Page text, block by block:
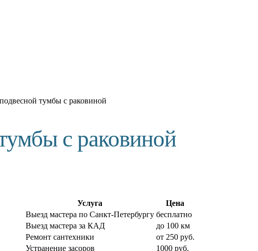
тумбы с раковиной
с раковиной
Услуга
Цена
Выезд мастера по Санкт-Петербургу бесплатно
Выезд мастера за КАД
до 100 км
Ремонт сантехники
от 250 руб.
Устранение засоров
1000 руб.